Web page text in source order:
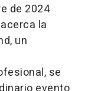
de 2024
la
un
se